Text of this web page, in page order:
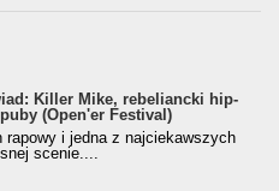
Killer Mike, rebeliancki hip-
(Open'er Festival)
rapowy i jedna z najciekawszych
scenie....